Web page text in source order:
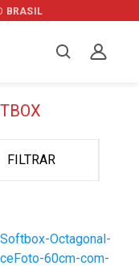
E PREÇO ESPECIAL
FILTRAR